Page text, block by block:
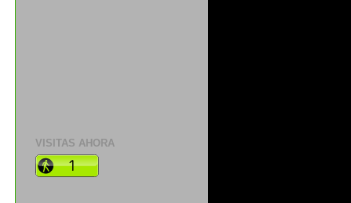
VISITAS AHORA